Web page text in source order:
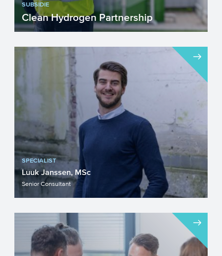
SUBSIDIE
Clean Hydrogen Partnership
Werkt u aan de ontwikkeling van
baanbrekende waterstoftechnologieën?
Vraag dan subsidie aan vanuit ...
SPECIALIST
Luuk Janssen, MSc
Senior Consultant